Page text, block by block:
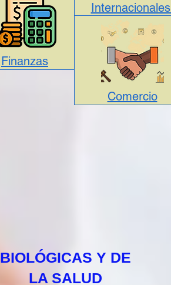
Finanzas
Internacionales
Comercio
BIOLÓGICAS Y DE
LA SALUD